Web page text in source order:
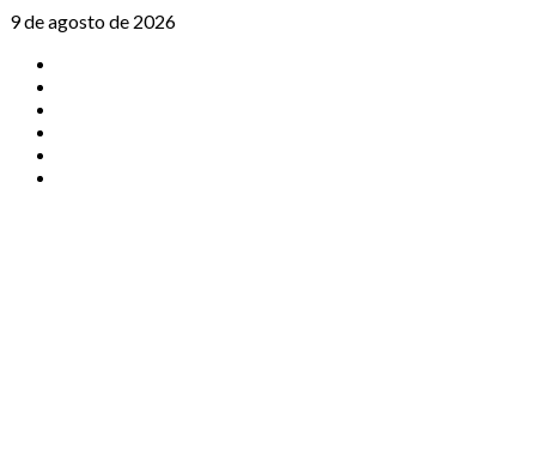
Saltar
contenido
9 de agosto de 2026